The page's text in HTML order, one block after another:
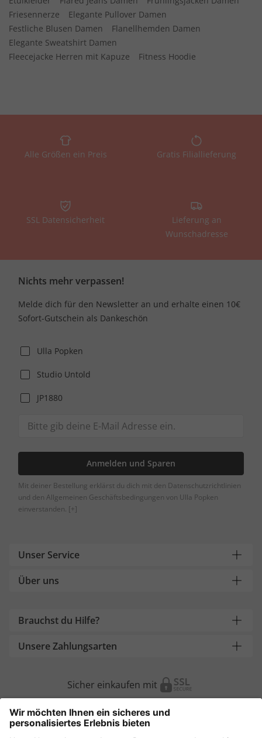
Friesennerze
Elegante Pullover Damen
Festliche Blusen Damen
Flanellhemden Damen
Elegante Sweatshirt Damen
Fleecejacke Herren mit Kapuze
Fitness Hoodie
Alle Größen ein Preis Gratis Filiallieferung
SSL Datensicherheit
Lieferung an
Wunschadresse
Nichts mehr verpassen!
Melde dich für den Newsletter an und erhalte einen 10€
Sofort-Gutschein als Dankeschön
Ulla Popken
Studio Untold
JP1880
Anmelden und Sparen
Mit deiner Bestellung erklärst du dich mit den Datenschutzrichtlinien
und den Allgemeinen Geschäftsbedingungen von Ulla Popken
einverstanden. [+]
Unser Service
Über uns
Brauchst du Hilfe?
Unsere Zahlungsarten
Sicher einkaufen mit
Weitere Onlineshops